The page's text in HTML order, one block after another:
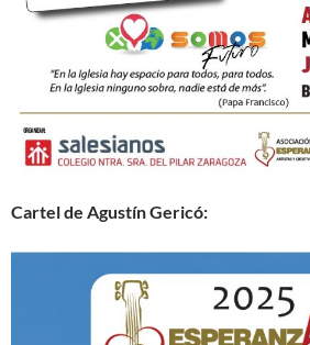
Cartel de Agustín Gericó: